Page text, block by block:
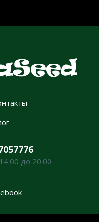
до 20.00